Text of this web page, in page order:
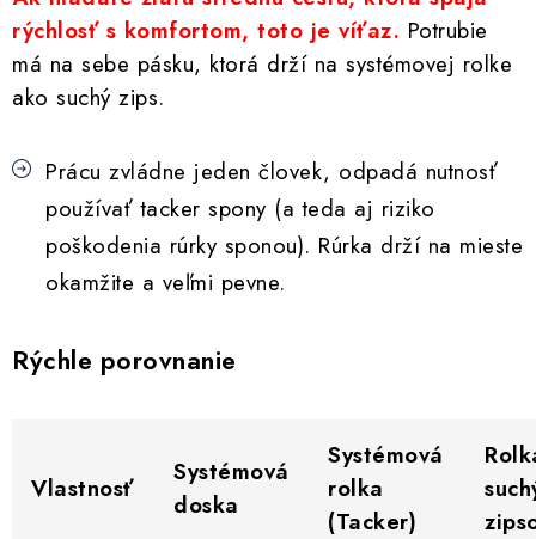
rýchlosť s komfortom, toto je víťaz. Potrubie
má na sebe pásku, ktorá drží na systémovej rolke
ako suchý zips.
Prácu zvládne jeden človek, odpadá nutnosť
používať tacker spony (a teda aj riziko
poškodenia rúrky sponou). Rúrka drží na mieste
okamžite a veľmi pevne.
Rýchle porovnanie
Vlastnosť
Systémová
doska
Systémová
rolka
(Tacker)